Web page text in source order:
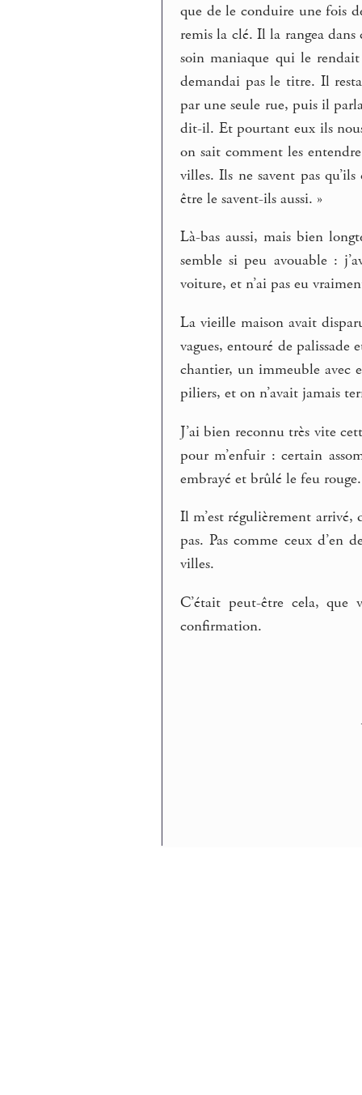
que de le conduire une fois
remis la clé. Il la rangea
soin maniaque qui le
demandai pas le titre. Il
par une seule rue, puis il
dit-il. Et pourtant eux ils
on sait comment les
villes. Ils ne savent pas
être le savent-ils aussi. »
Là-bas aussi, mais bien
semble si peu avouable :
voiture, et n’ai pas eu
La vieille maison avait
vagues, entouré de
chantier, un immeuble avec
piliers, et on n’avait jamais
J’ai bien reconnu très vite
pour m’enfuir : certain
embrayé et brûlé le feu rouge.
Il m’est régulièrement arrivé,
pas. Pas comme ceux d’en
villes.
C’était peut-être cela, que
confirmation.